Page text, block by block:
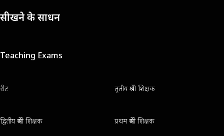
सीखने के साधन
Teaching Exams
रीट तृतीय श्रेणी शिक्षक
द्वितीय श्रेणी शिक्षक प्रथम श्रेणी शिक्षक